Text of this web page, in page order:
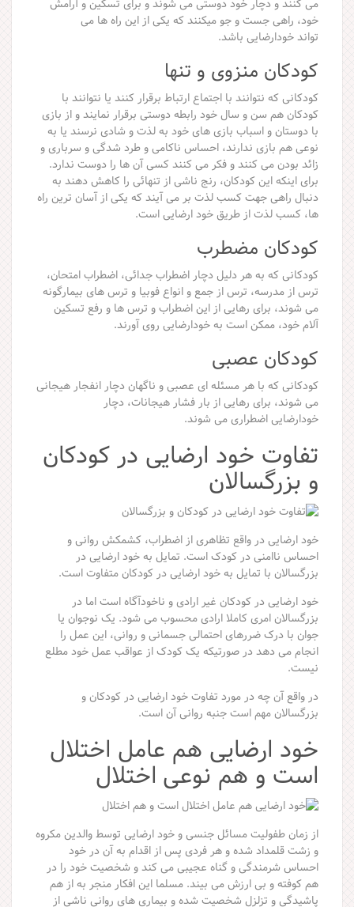
می کنند و دچار خود دوستی می شوند و برای تسکین و آرامش
خود، راهی جست و جو میکنند که یکی از این راه ها می
تواند خودارضایی باشد.
کودکان منزوی و تنها
کودکانی که نتوانند با اجتماع ارتباط برقرار کنند یا نتوانند با
کودکان هم سن و سال خود رابطه دوستی برقرار نمایند و از بازی
با دوستان و اسباب بازی های خود به لذت و شادی نرسند یا به
نوعی هم بازی ندارند، احساس ناکامی و طرد شدگی و سرباری و
زائد بودن می کنند و فکر می کنند کسی آن ها را دوست ندارد.
برای اینکه این کودکان، رنج ناشی از تنهائی را کاهش دهند به
دنبال راهی جهت کسب لذت بر می آیند که یکی از آسان ترین راه
ها، کسب لذت از طریق خود ارضایی است.
کودکان مضطرب
کودکانی که به هر دلیل دچار اضطراب جدائی، اضطراب امتحان،
ترس از مدرسه، ترس از جمع و انواع فوبیا و ترس های بیمارگونه
می شوند، برای رهایی از این اضطراب و ترس ها و رفع تسکین
آلام خود، ممکن است به خودارضایی روی آورند.
کودکان عصبی
کودکانی که با هر مسئله ای عصبی و ناگهان دچار انفجار هیجانی
می شوند، برای رهایی از بار فشار هیجانات، دچار
خودارضایی اضطراری می شوند.
تفاوت خود ارضایی در کودکان
و بزرگسالان
خود ارضایی در واقع تظاهری از اضطراب، کشمکش روانی و
احساس ناامنی در کودک است. تمایل به خود ارضایی در
بزرگسالان با تمایل به خود ارضایی در کودکان متفاوت است.
خود ارضایی در کودکان غیر ارادی و ناخودآگاه است اما در
بزرگسالان امری کاملا ارادی محسوب می شود. یک نوجوان یا
جوان با درک ضررهای احتمالی جسمانی و روانی، این عمل را
انجام می دهد در صورتیکه یک کودک از عواقب عمل خود مطلع
نیست.
در واقع آن چه در مورد تفاوت خود ارضایی در کودکان و
بزرگسالان مهم است جنبه روانی آن است.
خود ارضایی هم عامل اختلال
است و هم نوعی اختلال
از زمان طفولیت مسائل جنسی و خود ارضایی توسط والدین مکروه
و زشت قلمداد شده و هر فردی پس از اقدام به آن در خود
احساس شرمندگی و گناه عجیبی می کند و شخصیت خود را در
هم کوفته و بی ارزش می بیند. مسلما این افکار منجر به از هم
پاشیدگی و تزلزل شخصیت شده و بیماری های روانی ناشی از